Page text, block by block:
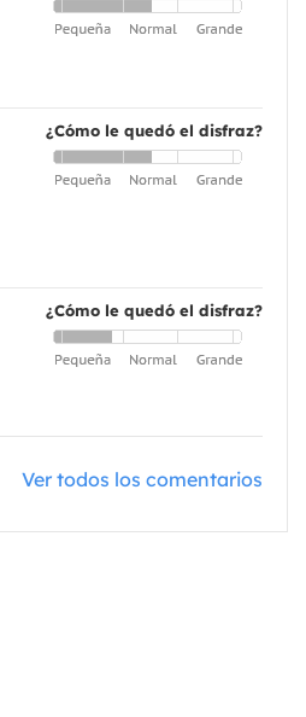
¿Cómo le quedó el disfraz?
¿Cómo le quedó el disfraz?
Ver todos los comentarios